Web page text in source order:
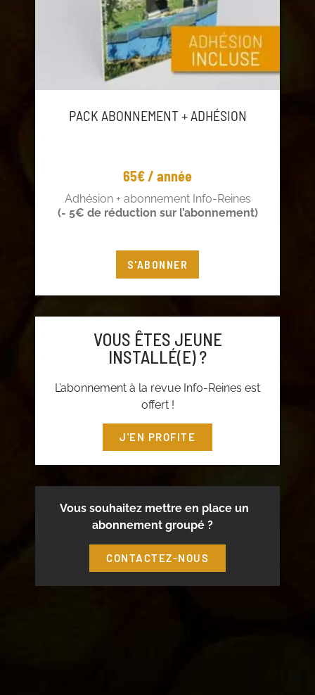
PACK ABONNEMENT + ADHÉSION
65€ / année
Adhésion + abonnement Info-Reines
(- 5€ de réduction sur l’abonnement)
S'ABONNER
VOUS ÊTES JEUNE
INSTALLÉ(E) ?
L’abonnement à la revue Info-Reines est
offert !
J'EN PROFITE
Vous souhaitez mettre en place un
abonnement groupé ?
CONTACTEZ-NOUS